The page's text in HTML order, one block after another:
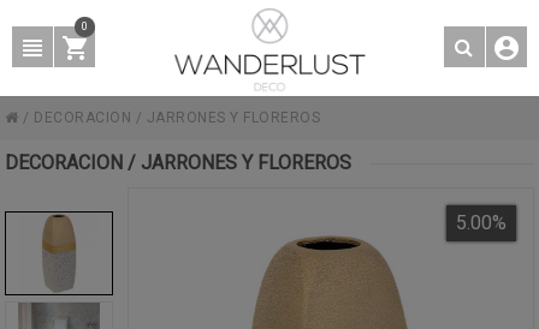
0
/ DECORACION / JARRONES Y FLOREROS
DECORACION / JARRONES Y FLOREROS
5.00%